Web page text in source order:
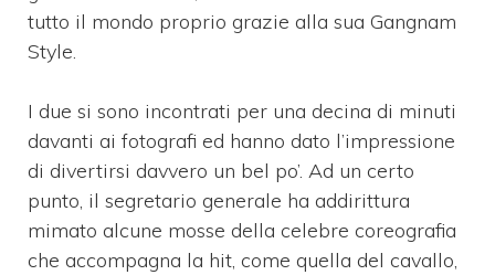
tutto il mondo proprio grazie alla sua Gangnam
Style.
I due si sono incontrati per una decina di minuti
davanti ai fotografi ed hanno dato l’impressione
di divertirsi davvero un bel po’. Ad un certo
punto, il segretario generale ha addirittura
mimato alcune mosse della celebre coreografia
che accompagna la hit, come quella del cavallo,